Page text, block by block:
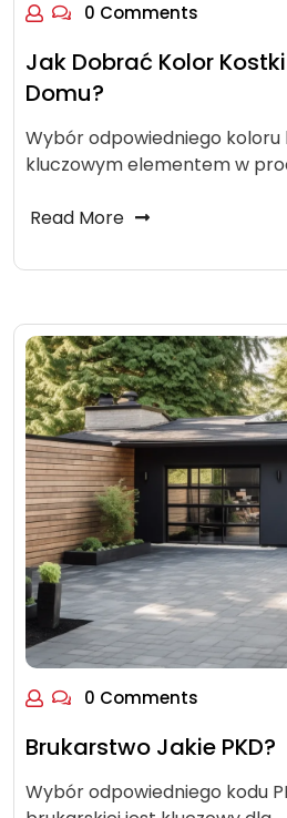
0 Comments
Jak Dobrać Kolor
Domu?
Wybór odpowiedniego
kluczowym elementem w
Read More
0 Comments
Brukarstwo Jakie PKD?
Wybór odpowiedniego kodu